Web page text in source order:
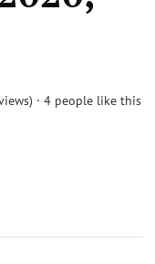
· 4 people like this